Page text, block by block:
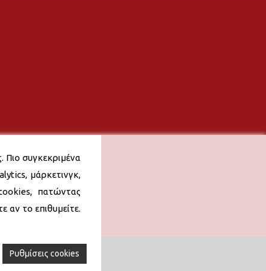
Πιο συγκεκριμένα
μάρκετινγκ,
πατώντας
αν το επιθυμείτε.
Ρυθμίσεις cookies